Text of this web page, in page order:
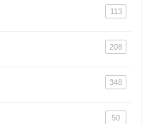
113
208
348
50